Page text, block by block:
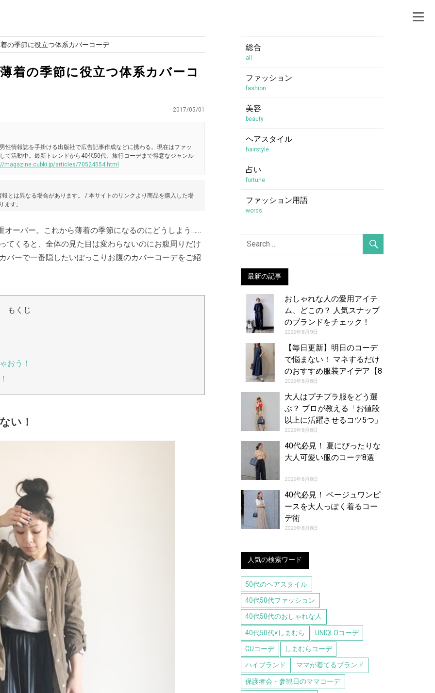
の季節に役立つ体系カバーコーデ
着の季節に役立つ体系カバーコ
2017/05/01
性情報誌を手掛ける出版社で広告記事作成などに携わる。現在はファッ
て活動中。最新トレンドから40代50代、旅行コーデまで得意なジャンル
magazine.cubki.jp/articles/70524554.html
とは異なる場合があります。 / 本サイトのリンクより商品を購入した場
す。
ーバー。これから薄着の季節になるのにどうしよう……
てくると、全体の見た目は変わらないのにお腹周りだけ
バーで一番隠したいぽっこりお腹のカバーコーデをご紹
もくじ
おう！
い！
総合
all
ファッション
fashion
美容
beauty
ヘアスタイル
hairstyle
占い
fortune
ファッション用語
words
最新の記事
おしゃれな人の愛用アイテ
ム、どこの？ 人気スナップ
のブランドをチェック！
（2026年7月29日号）
2026年8月9日
【毎日更新】明日のコーデ
で悩まない！ マネするだけ
のおすすめ服装アイデア【8
月9日夏】
2026年8月8日
大人はプチプラ服をどう選
ぶ？ プロが教える「お値段
以上に活躍させるコツ5つ」
2026年8月8日
40代必見！ 夏にぴったりな
大人可愛い服のコーデ8選
2026年8月8日
40代必見！ ベージュワンピ
ースを大人っぽく着るコー
デ術
2026年8月8日
人気の検索ワード
50代のヘアスタイル
40代50代ファッション
40代50代のおしゃれな人
40代50代×しまむら UNIQLOコーデ
GUコーデ しまむらコーデ
ハイブランド ママが着てるブランド
保護者会・参観日のママコーデ